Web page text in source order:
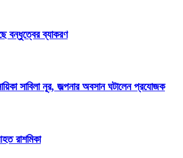
বন্ধুত্বের ব্যাকরণ
সাবিলা নূর, জল্পনার অবসান ঘটালেন প্রযোজক
রাশমিকা